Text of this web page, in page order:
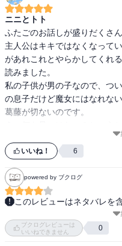
ニニとトト
ふたごのお話しが盛りだくさん
主人公はキキではなくなって
があれこれとやらかしてくれ
読みました。
私の子供が男の子なので、つ
の息子だけど魔女にはなれな
葛藤が切ないのです。
い、悶々としているところで
いいね！ 6
powered by ブクログ
このレビューはネタバレを
母親になったキキと、その双
巻。 ブクログレビューは
いいねできません
0